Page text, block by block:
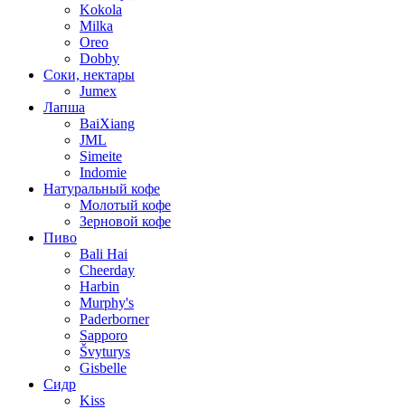
Kokola
Milka
Oreo
Dobby
Соки, нектары
Jumex
Лапша
BaiXiang
JML
Simeite
Indomie
Натуральный кофе
Молотый кофе
Зерновой кофе
Пиво
Bali Hai
Cheerday
Harbin
Murphy's
Paderborner
Sapporo
Švyturys
Gisbelle
Сидр
Kiss